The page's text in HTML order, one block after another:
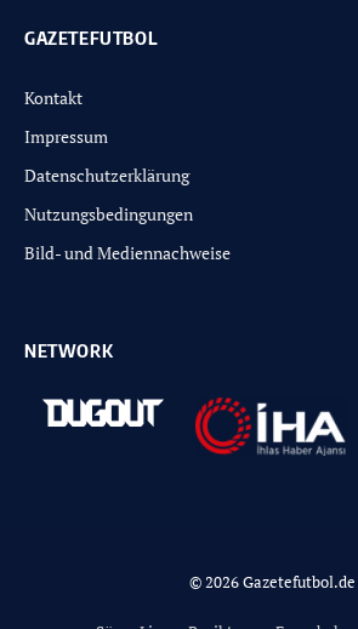
GAZETEFUTBOL
Kontakt
Impressum
Datenschutzerklärung
Nutzungsbedingungen
Bild- und Mediennachweise
NETWORK
© 2026 Gazetefutbol.de